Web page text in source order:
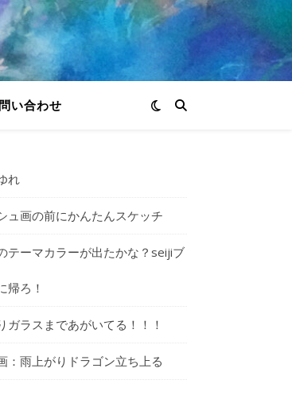
い合わせ
れ
ュ画の前にかんたんスケッチ
テーマカラーが出たかな？seijiブ
帰ろ！
ガラスまであがいてる！！！
：雨上がりドラゴン立ち上る